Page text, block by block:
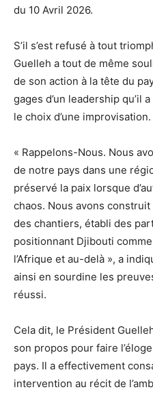
du 10 Avril 2026.
S’il s’est refusé à tout
Guelleh a tout de même
de son action à la tête du
gages d’un leadership qu’il
le choix d’une improvisation.
« Rappelons-Nous. Nous
de notre pays dans une
préservé la paix lorsque
chaos. Nous avons
des chantiers, établi des
positionnant Djibouti
l’Afrique et au-delà », a
ainsi en sourdine les
réussi.
Cela dit, le Président
son propos pour faire
pays. Il a effectivement
intervention au récit de